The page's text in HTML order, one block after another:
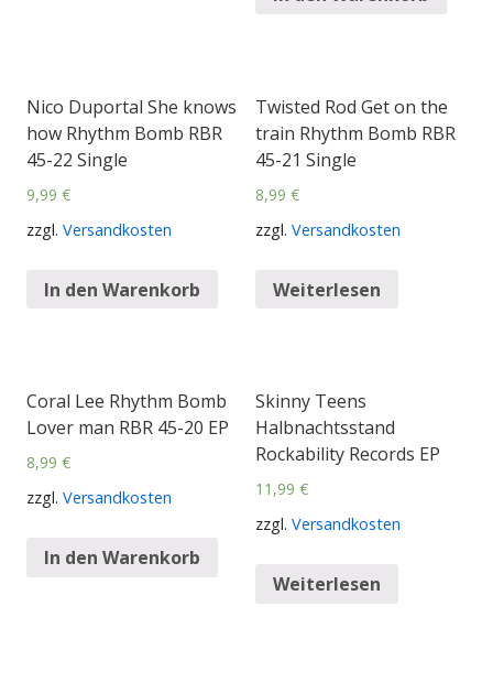
Nico Duportal She knows
how Rhythm Bomb RBR
45-22 Single
9,99 €
zzgl. Versandkosten
In den Warenkorb
Twisted Rod Get on the
train Rhythm Bomb RBR
45-21 Single
8,99 €
zzgl. Versandkosten
Weiterlesen
Coral Lee Rhythm Bomb
Lover man RBR 45-20 EP
8,99 €
zzgl. Versandkosten
In den Warenkorb
Skinny Teens
Halbnachtsstand
Rockability Records EP
11,99 €
zzgl. Versandkosten
Weiterlesen